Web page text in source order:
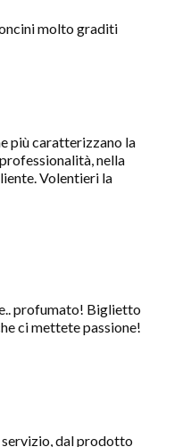
molto graditi
più caratterizzano la
nella
Volentieri la
profumato! Biglietto
ci mettete passione!
dal prodotto